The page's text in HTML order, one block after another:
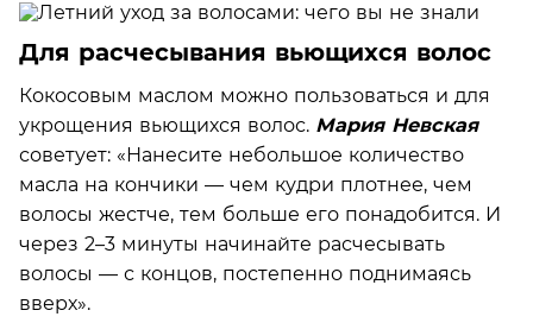
Для расчесывания вьющихся волос
Кокосовым маслом можно пользоваться и для
укрощения вьющихся волос. Мария Невская
советует: «Нанесите небольшое количество
масла на кончики — чем кудри плотнее, чем
волосы жестче, тем больше его понадобится. И
через 2–3 минуты начинайте расчесывать
волосы — с концов, постепенно поднимаясь
вверх».